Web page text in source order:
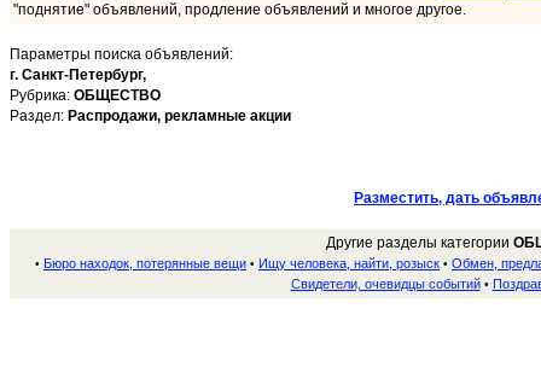
"поднятие" объявлений, продление объявлений и многое другое.
Параметры поиска объявлений:
г. Санкт-Петербург,
Рубрика: ОБЩЕСТВО
Раздел: Распродажи, рекламные акции
Разместить, дать
Другие разделы категории
• Бюро находок, потерянные вещи • Ищу человека, найти, розыск • Обмен,
Свидетели, очевидцы событий•